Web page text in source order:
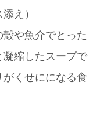
え）
や魚介でとった
縮したスープで
くせにになる食